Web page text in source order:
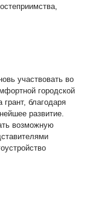
участвовать во
городской
благодаря
развитие.
возможную